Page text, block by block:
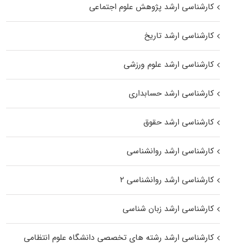
کارشناسی ارشد پژوهش علوم اجتماعی
کارشناسی ارشد تاریخ
کارشناسی ارشد علوم ورزشی
کارشناسی ارشد حسابداری
کارشناسی ارشد حقوق
کارشناسی ارشد روانشناسی
کارشناسی ارشد روانشناسی ۲
کارشناسی ارشد زبان شناسی
کارشناسی ارشد رﺷﺘﻪ ﻫﺎی تخصصی داﻧﺸﮕﺎه ﻋﻠﻮم انتظامی